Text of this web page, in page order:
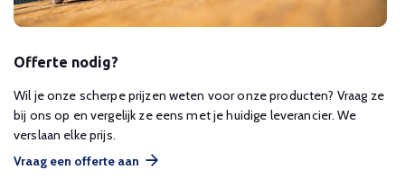
Offerte nodig?
Wil je onze scherpe prijzen weten voor onze producten? Vraag ze
bij ons op en vergelijk ze eens met je huidige leverancier. We
verslaan elke prijs.
Vraag een offerte aan